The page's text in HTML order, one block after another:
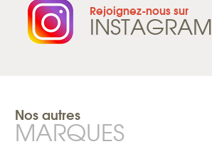
Rejoignez-nous sur
INSTAGRAM
Nos autres
MARQUES